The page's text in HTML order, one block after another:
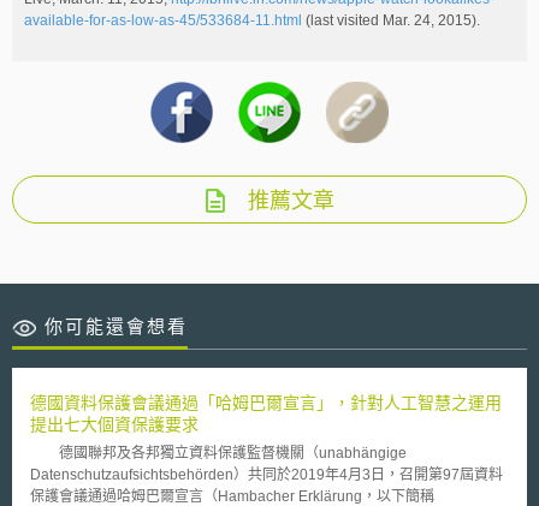
available-for-as-low-as-45/533684-11.html (last visited Mar. 24, 2015).
推薦文章
你可能還會想看
德國資料保護會議通過「哈姆巴爾宣言」，針對人工智慧之運用
提出七大個資保護要求
德國聯邦及各邦獨立資料保護監督機關（unabhängige
Datenschutzaufsichtsbehörden）共同於2019年4月3日，召開第97屆資料
保護會議通過哈姆巴爾宣言（Hambacher Erklärung，以下簡稱